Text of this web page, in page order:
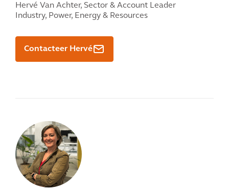
Hervé Van Achter, Sector & Account Leader
Industry, Power, Energy & Resources
Contacteer Hervé